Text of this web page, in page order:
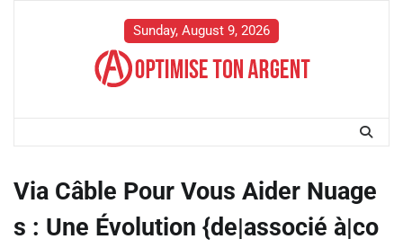
Sunday, August 9, 2026
Via Câble Pour Vous Aider Nuage
s : Une Évolution {de|associé à|co